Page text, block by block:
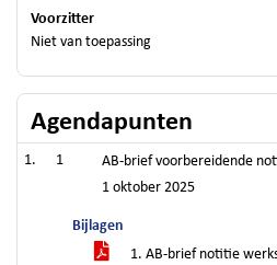
Voorzitter
Niet van toepassing
Agendapunten
1
AB-brief voorbereidende
1 oktober 2025
Bijlagen
1. AB-brief notitie